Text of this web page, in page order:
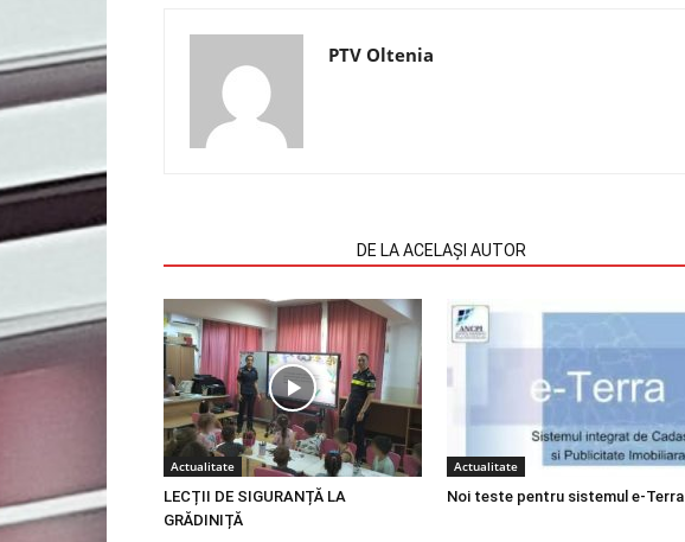
PTV Oltenia
DE LA ACELAȘI AUTOR
Actualitate
LECȚII DE SIGURANȚĂ LA
GRĂDINIȚĂ
Actualitate
Noi teste pentru sistemul e-Terra